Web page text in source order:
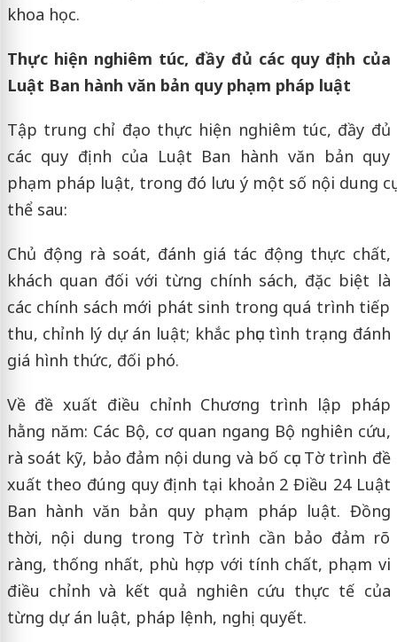
khoa học.
Thực hiện nghiêm túc, đầy đủ các quy định của
Luật Ban hành văn bản quy phạm pháp luật
Tập trung chỉ đạo thực hiện nghiêm túc, đầy đủ
các quy định của Luật Ban hành văn bản quy
phạm pháp luật, trong đó lưu ý một số nội dung cụ
thể sau:
Chủ động rà soát, đánh giá tác động thực chất,
khách quan đối với từng chính sách, đặc biệt là
các chính sách mới phát sinh trong quá trình tiếp
thu, chỉnh lý dự án luật; khắc phục tình trạng đánh
giá hình thức, đối phó.
Về đề xuất điều chỉnh Chương trình lập pháp
hằng năm: Các Bộ, cơ quan ngang Bộ nghiên cứu,
rà soát kỹ, bảo đảm nội dung và bố cục Tờ trình đề
xuất theo đúng quy định tại khoản 2 Điều 24 Luật
Ban hành văn bản quy phạm pháp luật. Đồng
thời, nội dung trong Tờ trình cần bảo đảm rõ
ràng, thống nhất, phù hợp với tính chất, phạm vi
điều chỉnh và kết quả nghiên cứu thực tế của
từng dự án luật, pháp lệnh, nghị quyết.